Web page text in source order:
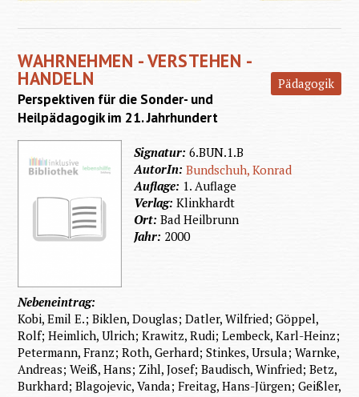
WAHRNEHMEN - VERSTEHEN -
HANDELN Pädagogik
Perspektiven für die Sonder- und
Heilpädagogik im 21. Jahrhundert
Signatur:6.BUN.1.B
AutorIn:Bundschuh, Konrad
Auflage: 1. Auflage
Verlag:Klinkhardt
Ort:Bad Heilbrunn
Jahr: 2000
Nebeneintrag:
Kobi, Emil E.; Biklen, Douglas; Datler, Wilfried; Göppel,
Rolf; Heimlich, Ulrich; Krawitz, Rudi; Lembeck, Karl-Heinz;
Petermann, Franz; Roth, Gerhard; Stinkes, Ursula; Warnke,
Andreas; Weiß, Hans; Zihl, Josef; Baudisch, Winfried; Betz,
Burkhard; Blagojevic, Vanda; Freitag, Hans-Jürgen; Geißler,